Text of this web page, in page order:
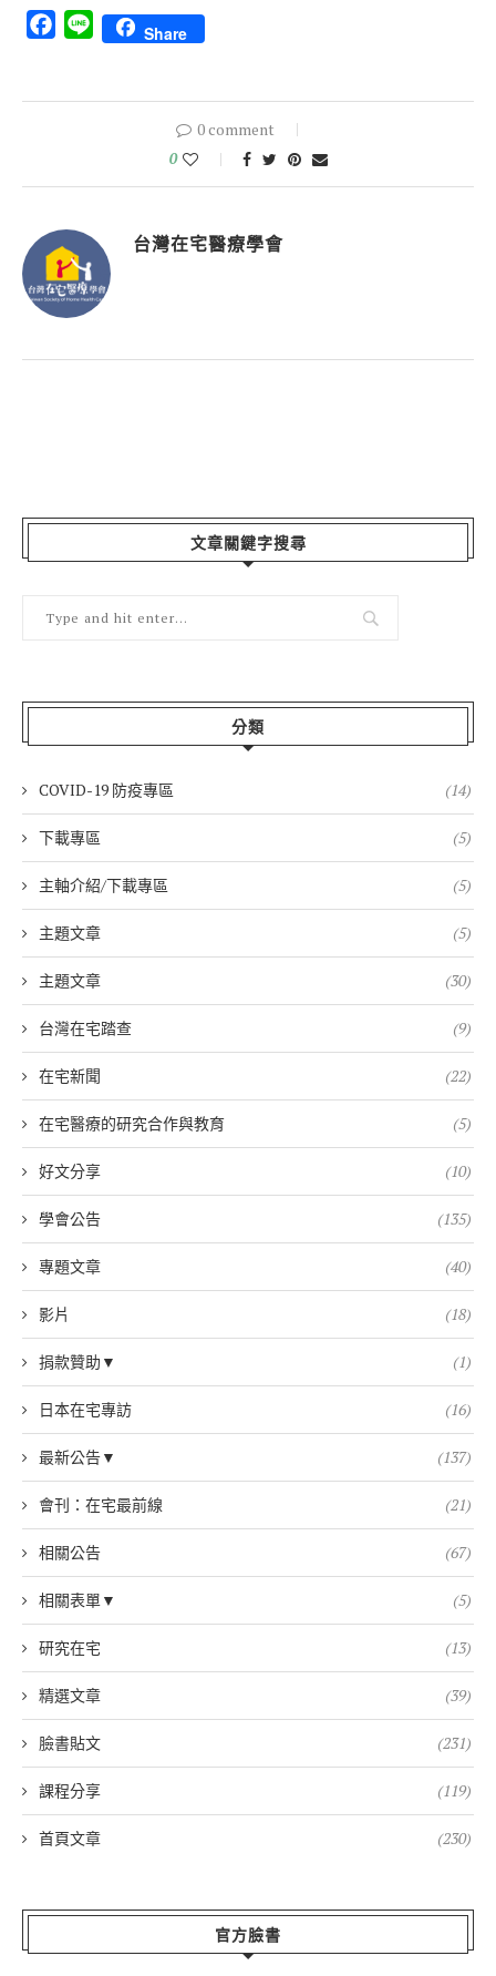
Facebook
Line Share
0 comment
0
台灣在宅醫療學會
文章關鍵字搜尋
分類
COVID-19 防疫專區 (14)
下載專區 (5)
主軸介紹/下載專區 (5)
主題文章 (5)
主題文章 (30)
台灣在宅踏查 (9)
在宅新聞 (22)
在宅醫療的研究合作與教育 (5)
好文分享 (10)
學會公告 (135)
專題文章 (40)
影片 (18)
捐款贊助▼ (1)
日本在宅專訪 (16)
最新公告▼ (137)
會刊：在宅最前線 (21)
相關公告 (67)
相關表單▼ (5)
研究在宅 (13)
精選文章 (39)
臉書貼文 (231)
課程分享 (119)
首頁文章 (230)
官方臉書